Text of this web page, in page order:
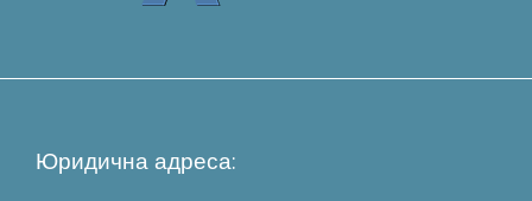
Юридична адреса: